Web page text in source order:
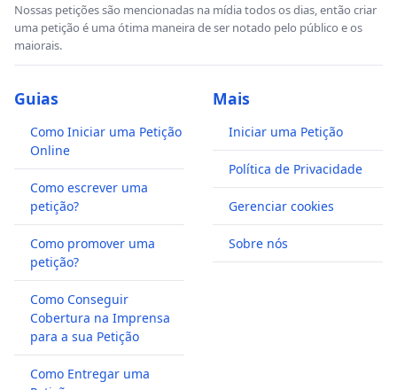
Nossas petições são mencionadas na mídia todos os dias, então criar
uma petição é uma ótima maneira de ser notado pelo público e os
maiorais.
Guias
Como Iniciar uma Petição
Online
Como escrever uma
petição?
Como promover uma
petição?
Como Conseguir
Cobertura na Imprensa
para a sua Petição
Como Entregar uma
Mais
Iniciar uma Petição
Política de Privacidade
Gerenciar cookies
Sobre nós